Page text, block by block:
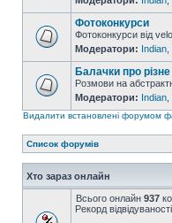
Фотоконкурси
Фотоконкурси від
Модератори: Indian
Балачки про різне
Розмови на
Модератори: Indian
Видалити встановлені форумом
Список форумів
Хто зараз онлайн
Всього онлайн 937
Рекорд відвідуваності